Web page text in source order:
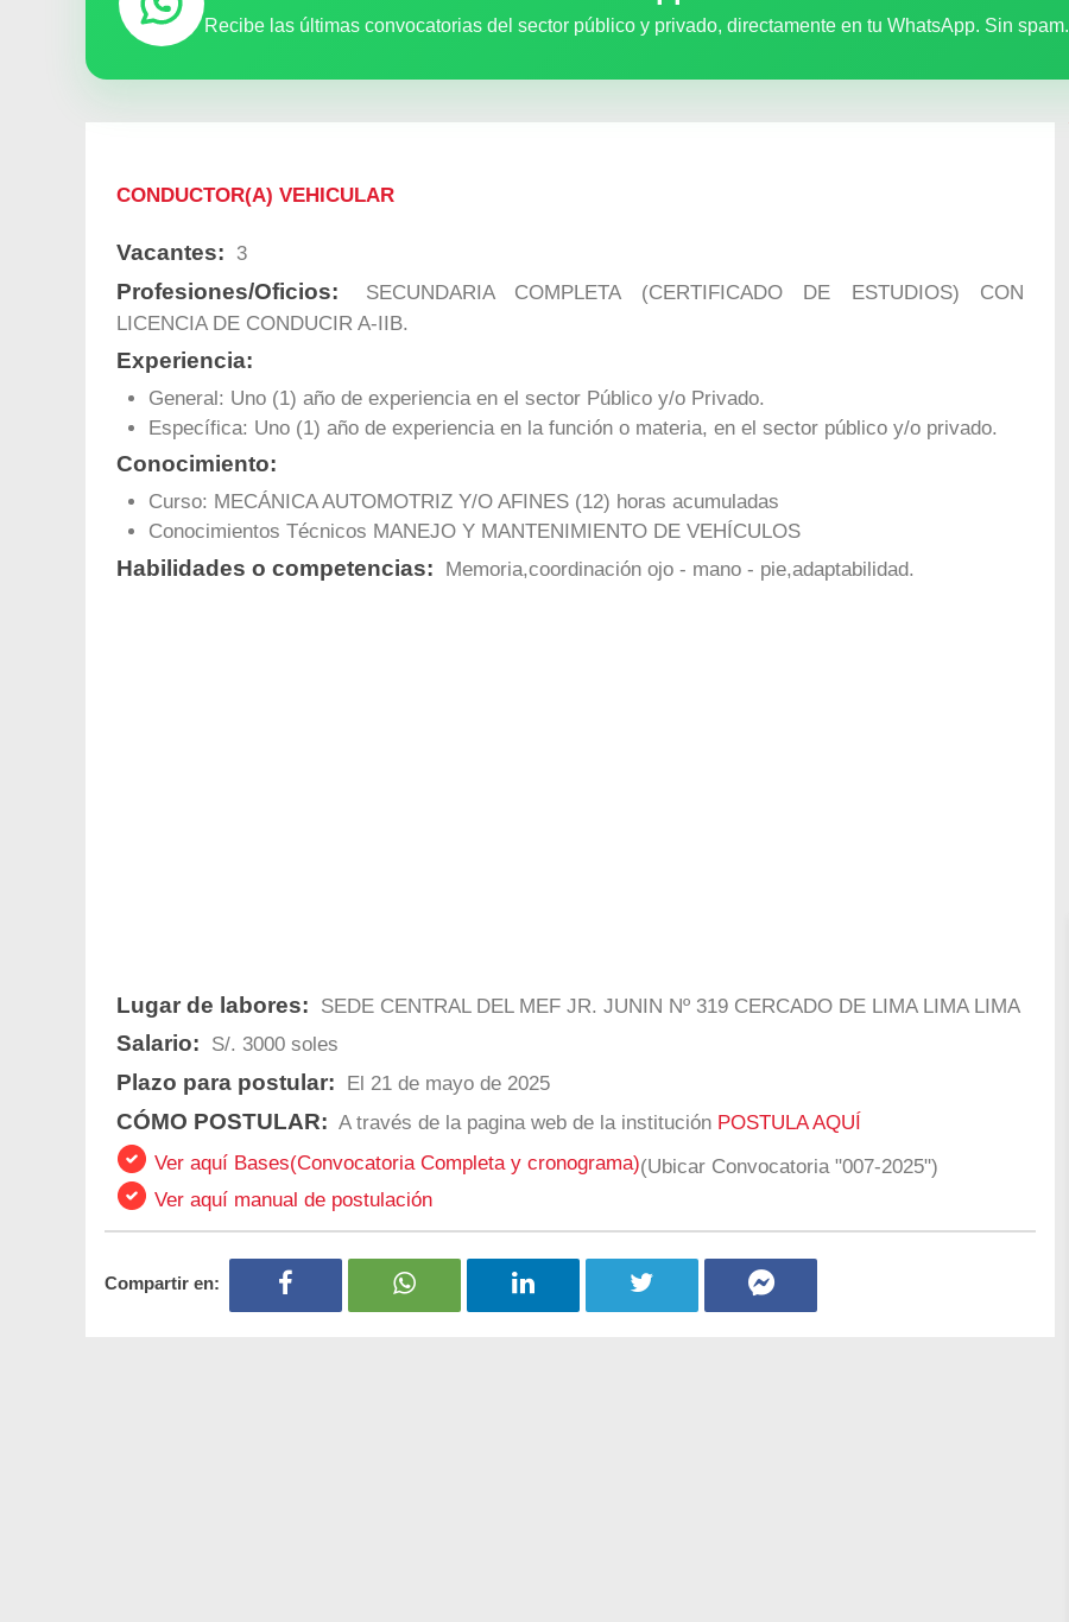
Recibe las últimas convocatorias del sector público y privado, directamente en tu WhatsApp. Sin spam.
CONDUCTOR(A) VEHICULAR
Vacantes: 3
Profesiones/Oficios:
SECUNDARIA COMPLETA (CERTIFICADO DE ESTUDIOS) CON
LICENCIA DE CONDUCIR A-IIB.
Experiencia:
General: Uno (1) año de experiencia en el sector Público y/o Privado.
Específica: Uno (1) año de experiencia en la función o materia, en el sector público y/o privado.
Conocimiento:
Curso: MECÁNICA AUTOMOTRIZ Y/O AFINES (12) horas acumuladas
Conocimientos Técnicos MANEJO Y MANTENIMIENTO DE VEHÍCULOS
Habilidades o competencias: Memoria,coordinación ojo - mano - pie,adaptabilidad.
Lugar de labores: SEDE CENTRAL DEL MEF JR. JUNIN Nº 319 CERCADO DE LIMA LIMA LIMA
Salario: S/. 3000 soles
Plazo para postular: El 21 de mayo de 2025
CÓMO POSTULAR: A través de la pagina web de la institución POSTULA AQUÍ
Ver aquí Bases(Convocatoria Completa y cronograma)(Ubicar Convocatoria "007-2025")
Ver aquí manual de postulación
Compartir en: